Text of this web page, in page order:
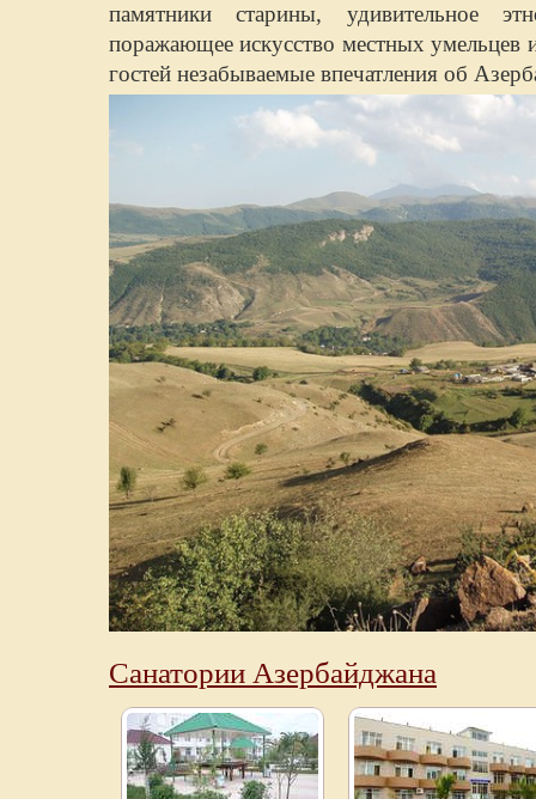
памятники старины, удивительное
поражающее искусство местных умельцев
гостей незабываемые впечатления об
Санатории Азербайджана